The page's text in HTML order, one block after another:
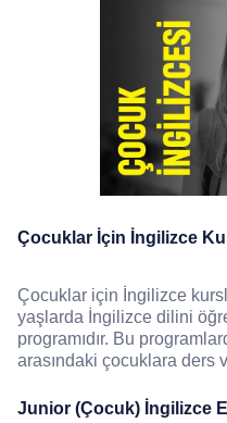
Çocuklar İçin İngilizce
Çocuklar için İngilizce
yaşlarda İngilizce dilini
programıdır. Bu
arasındaki çocuklara ders
Junior (Çocuk) İngilizce